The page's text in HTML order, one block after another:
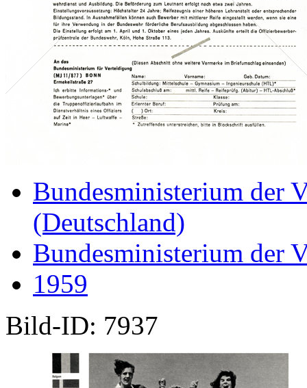
Bundesministerium der
(Deutschland)
Bundesministerium der
1959
Bild-ID: 7937